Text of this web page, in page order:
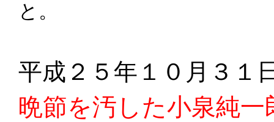
と。
平成２５年１０月３１
晩節を汚した小泉純一